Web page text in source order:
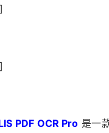
PDF OCR Pro 是一